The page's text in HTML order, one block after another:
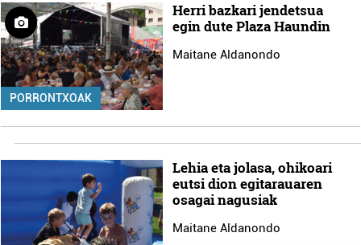
PORRONTXOAK
Herri bazkari jendetsua
egin dute Plaza Haundin
Maitane Aldanondo
Lehia eta jolasa, ohikoari
eutsi dion egitarauaren
osagai nagusiak
Maitane Aldanondo